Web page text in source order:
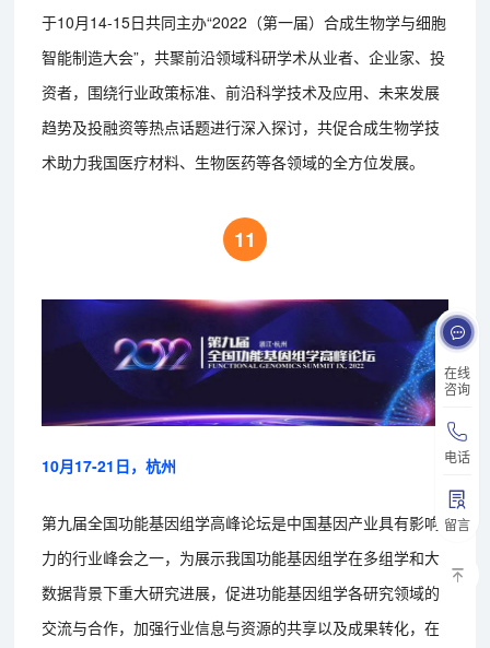
在线
咨询
电话
留言
于10月14-15日共同主办“2022（第一届）合成生物学与细胞
智能制造大会”，共聚前沿领域科研学术从业者、企业家、投
资者，围绕行业政策标准、前沿科学技术及应用、未来发展
趋势及投融资等热点话题进行深入探讨，共促合成生物学技
术助力我国医疗材料、生物医药等各领域的全方位发展。
11
10月17-21日，杭州
第九届全国功能基因组学高峰论坛是中国基因产业具有影响
力的行业峰会之一，为展示我国功能基因组学在多组学和大
数据背景下重大研究进展，促进功能基因组学各研究领域的
交流与合作，加强行业信息与资源的共享以及成果转化，在